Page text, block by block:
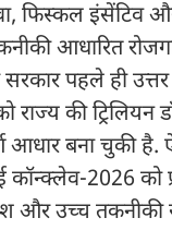
फिस्कल इंसेंटिव
आधारित
पहले ही
राज्य की ट्रिलियन
आधार बना चुकी है.
2026 को
और उच्च तकनीकी